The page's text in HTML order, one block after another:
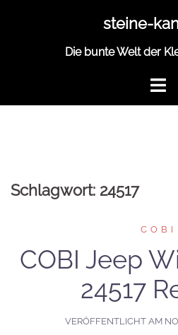
steine-
Die bunte Welt der
Schlagwort: 24517
COBI
COBI Jeep
24517
VERÖFFENTLICHT AM